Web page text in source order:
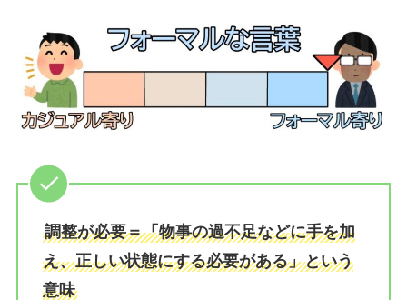
調整が必要＝「物事の過不足などに手を加
え、正しい状態にする必要がある」という
意味